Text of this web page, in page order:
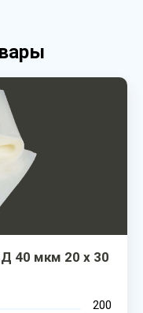
40 мкм 20 х 30
200